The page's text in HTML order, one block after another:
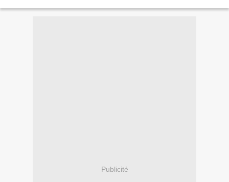
Publicité